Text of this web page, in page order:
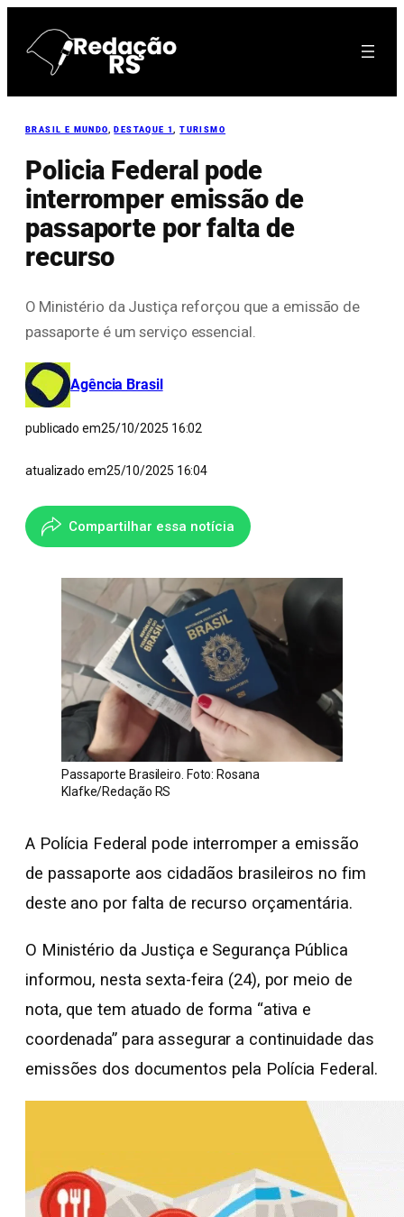
para
BRASIL E MUNDO, DESTAQUE 1, TURISMO
Policia Federal pode
interromper emissão de
passaporte por falta de
recurso
O Ministério da Justiça reforçou que a emissão de
passaporte é um serviço essencial.
Agência Brasil
publicado em25/10/2025 16:02
atualizado em25/10/2025 16:04
Compartilhar essa notícia
Passaporte Brasileiro. Foto: Rosana
Klafke/Redação RS
A Polícia Federal pode interromper a emissão
de passaporte aos cidadãos brasileiros no fim
deste ano por falta de recurso orçamentária.
O Ministério da Justiça e Segurança Pública
informou, nesta sexta-feira (24), por meio de
nota, que tem atuado de forma “ativa e
coordenada” para assegurar a continuidade das
emissões dos documentos pela Polícia Federal.